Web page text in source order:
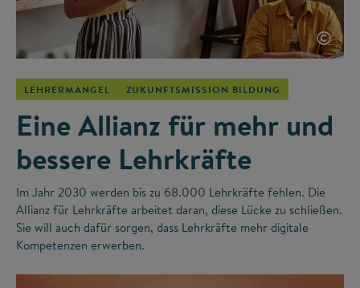
©
LEHRERMANGEL ZUKUNFTSMISSION BILDUNG
Eine Allianz für mehr und
bessere Lehrkräfte
Im Jahr 2030 werden bis zu 68.000 Lehrkräfte fehlen. Die
Allianz für Lehrkräfte arbeitet daran, diese Lücke zu schließen.
Sie will auch dafür sorgen, dass Lehrkräfte mehr digitale
Kompetenzen erwerben.